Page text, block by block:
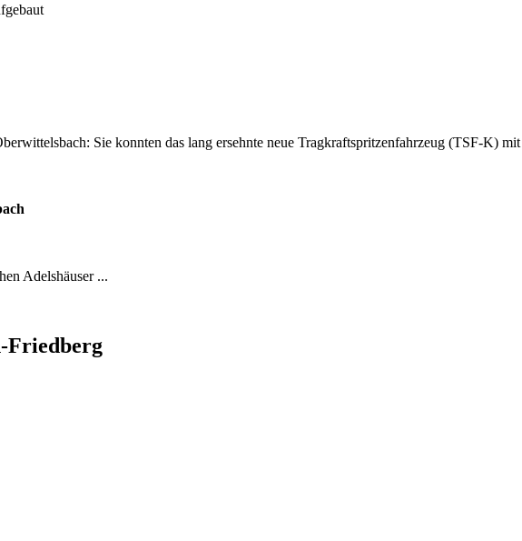
Sie konnten das lang ersehnte neue Tragkraftspritzenfahrzeug (TSF-K)
Adelshäuser ...
Friedberg